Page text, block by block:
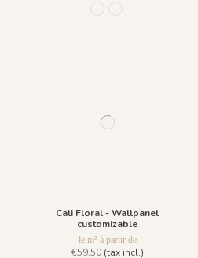
Cali Floral - Wallpanel
customizable
le m² à partir de
€59.50(tax incl.)